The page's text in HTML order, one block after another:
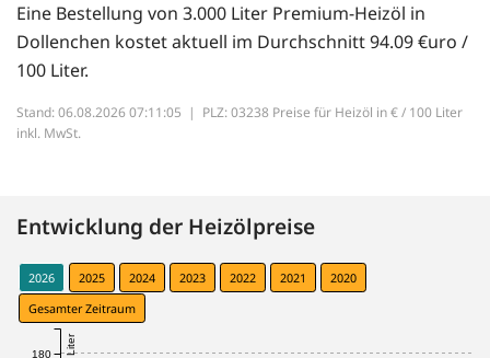
Eine Bestellung von 3.000 Liter Premium-Heizöl in
Dollenchen kostet aktuell im Durchschnitt 94.09 €uro /
100 Liter.
Stand: 06.08.2026 07:11:05 | PLZ: 03238 Preise für Heizöl in € / 100 Liter
inkl. MwSt.
Entwicklung der Heizölpreise
2026 2025 2024 2023 2022 2021
2020
Gesamter Zeitraum
180